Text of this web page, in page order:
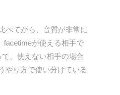
べてから、音質が非常に
facetimeが使える相手で
、使えない相手の場合
やり方で使い分けている